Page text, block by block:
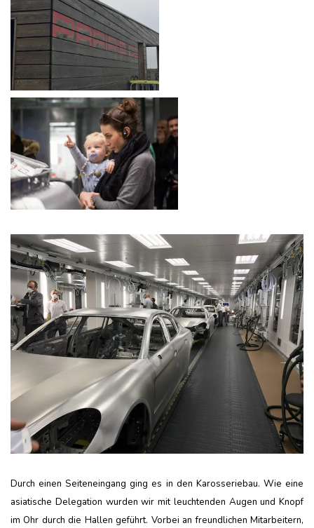
Durch einen Seiteneingang ging es in den Karosseriebau. Wie eine
asiatische Delegation wurden wir mit leuchtenden Augen und Knopf
im Ohr durch die Hallen geführt. Vorbei an freundlichen Mitarbeitern,